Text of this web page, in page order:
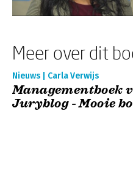
Meer over dit
Nieuws | Carla Verwijs
Managementboek
Juryblog - Mooie